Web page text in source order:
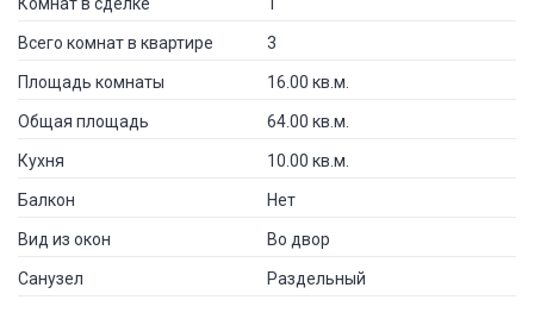
Всего комнат в квартире 3
Площадь комнаты 16.00 кв.м.
Общая площадь 64.00 кв.м.
Кухня 10.00 кв.м.
Балкон Нет
Вид из окон Во двор
Санузел Раздельный